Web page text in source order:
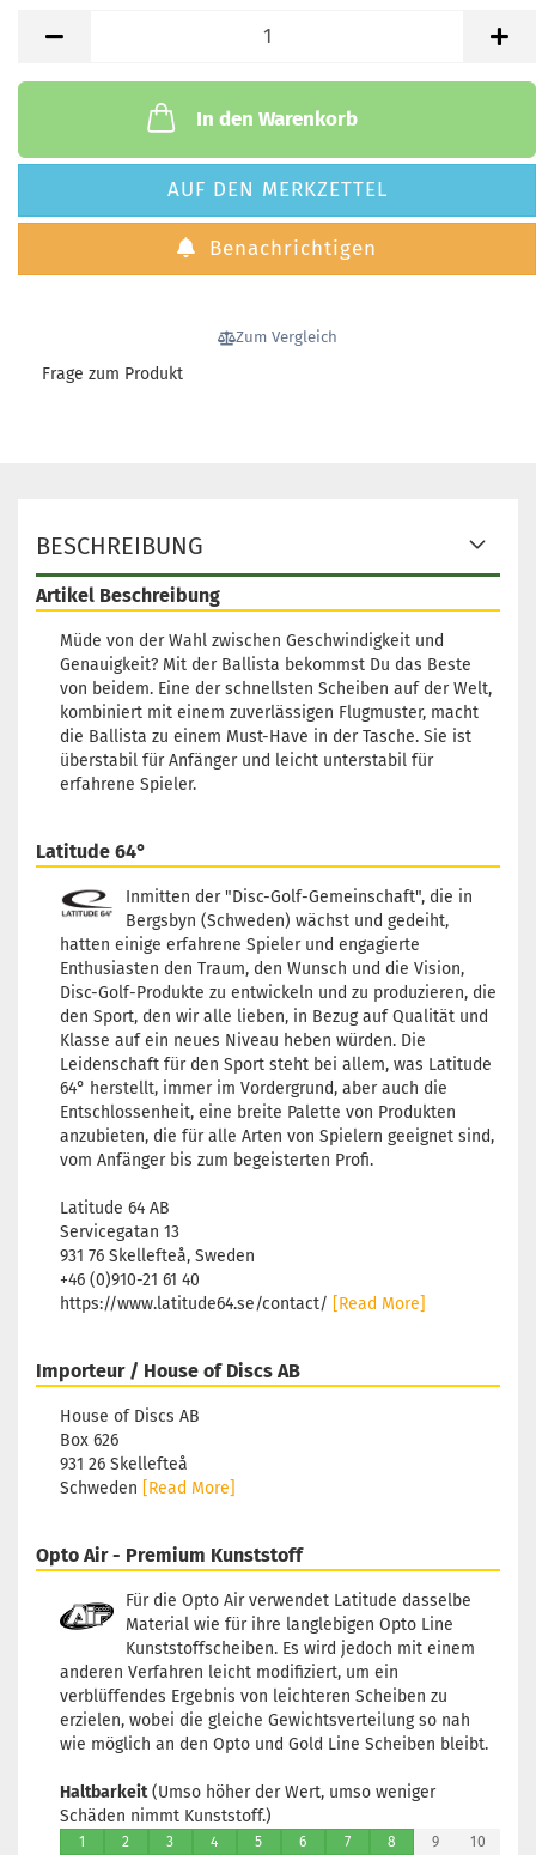
Rosa/Pink
Lieferzeit:2 - 3 Arbeitstage
In den Warenkorb
AUF DEN MERKZETTEL
Benachrichtigen
Zum Vergleich
Frage zum Produkt
BESCHREIBUNG
Artikel Beschreibung
Müde von der Wahl zwischen Geschwindigkeit und
Genauigkeit? Mit der Ballista bekommst Du das Beste
von beidem. Eine der schnellsten Scheiben auf der Welt,
kombiniert mit einem zuverlässigen Flugmuster, macht
die Ballista zu einem Must-Have in der Tasche. Sie ist
überstabil für Anfänger und leicht unterstabil für
erfahrene Spieler.
Latitude 64°
Inmitten der "Disc-Golf-Gemeinschaft", die in
Bergsbyn (Schweden) wächst und gedeiht,
hatten einige erfahrene Spieler und engagierte
Enthusiasten den Traum, den Wunsch und die Vision,
Disc-Golf-Produkte zu entwickeln und zu produzieren, die
den Sport, den wir alle lieben, in Bezug auf Qualität und
Klasse auf ein neues Niveau heben würden. Die
Leidenschaft für den Sport steht bei allem, was Latitude
64° herstellt, immer im Vordergrund, aber auch die
Entschlossenheit, eine breite Palette von Produkten
anzubieten, die für alle Arten von Spielern geeignet sind,
vom Anfänger bis zum begeisterten Profi.
Latitude 64 AB
Servicegatan 13
931 76 Skellefteå, Sweden
+46 (0)910-21 61 40
https://www.latitude64.se/contact/ [Read More]
Importeur / House of Discs AB
House of Discs AB
Box 626
931 26 Skellefteå
Schweden [Read More]
Opto Air - Premium Kunststoff
Für die Opto Air verwendet Latitude dasselbe
Material wie für ihre langlebigen Opto Line
Kunststoffscheiben. Es wird jedoch mit einem
anderen Verfahren leicht modifiziert, um ein
verblüffendes Ergebnis von leichteren Scheiben zu
erzielen, wobei die gleiche Gewichtsverteilung so nah
wie möglich an den Opto und Gold Line Scheiben bleibt.
Haltbarkeit(Umso höher der Wert, umso weniger
Schäden nimmt Kunststoff.)
1 2 3 4 5 6 7 8 9 10